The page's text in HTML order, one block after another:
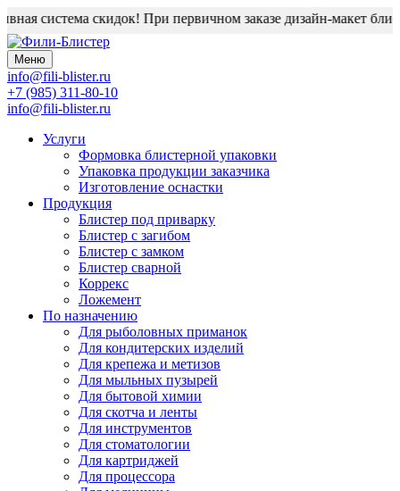
скидок! При первичном заказе дизайн-макет блистера в
Меню
info@fili-blister.ru
+7 (985) 311-80-10
info@fili-blister.ru
Услуги
Формовка блистерной упаковки
Упаковка продукции заказчика
Изготовление оснастки
Продукция
Блистер под приварку
Блистер с загибом
Блистер с замком
Блистер сварной
Коррекс
Ложемент
По назначению
Для рыболовных приманок
Для кондитерских изделий
Для крепежа и метизов
Для мыльных пузырей
Для бытовой химии
Для скотча и ленты
Для инструментов
Для стоматологии
Для картриджей
Для процессора